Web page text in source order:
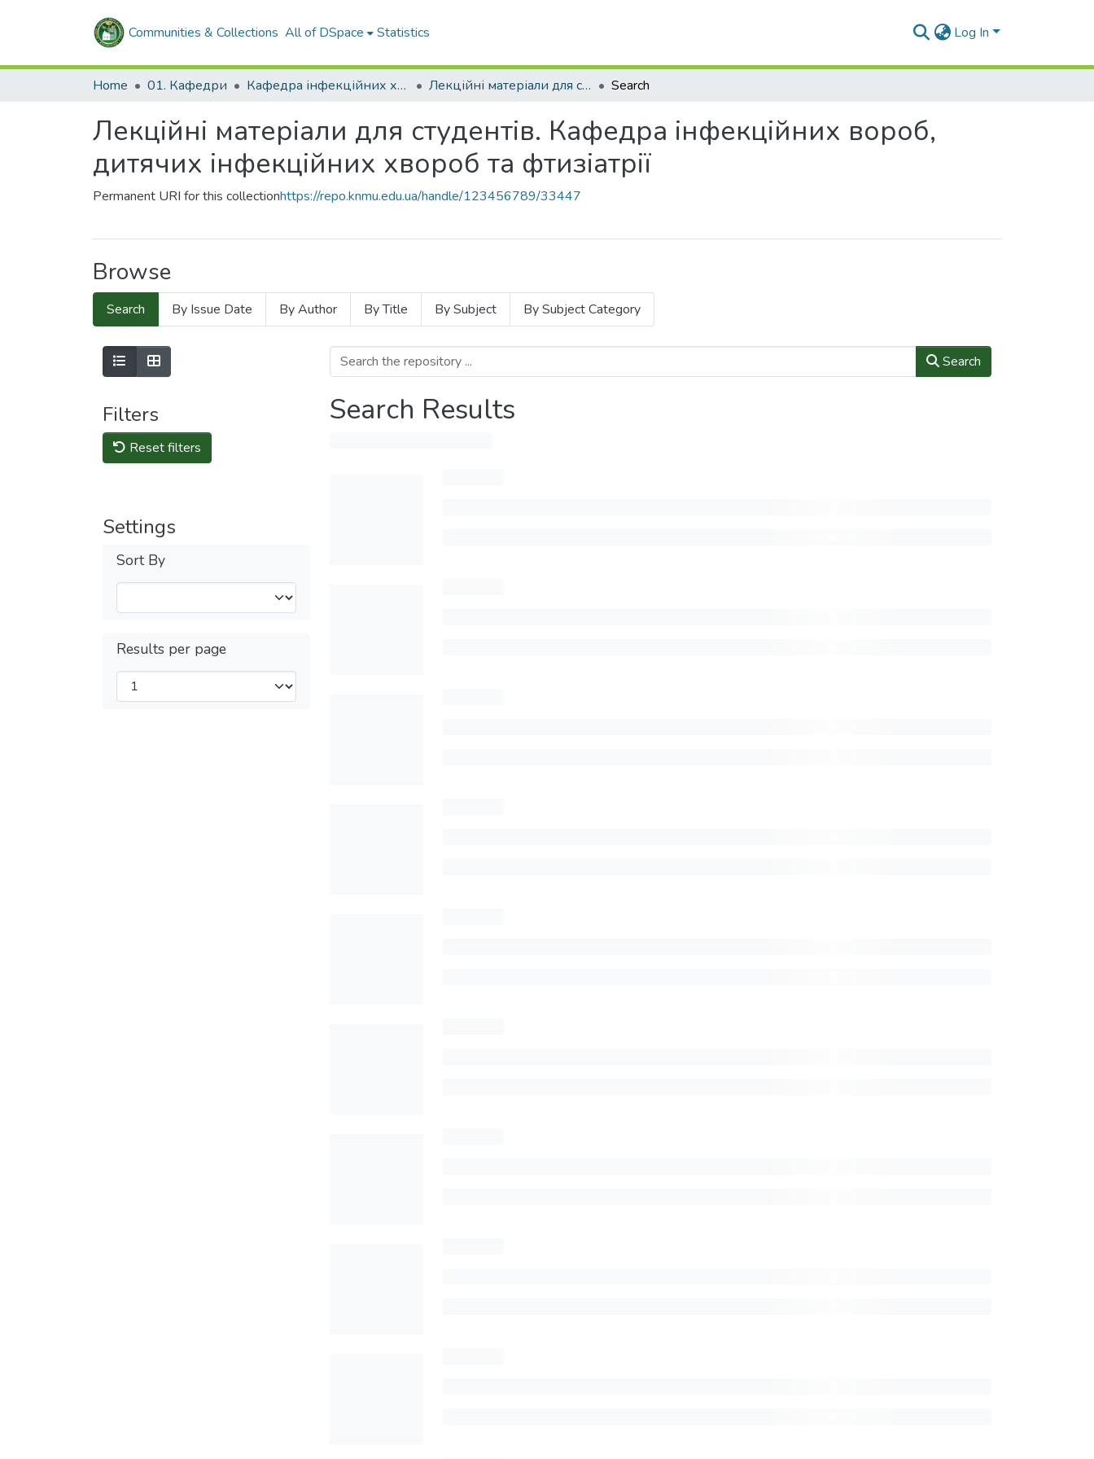
Communities & Collections All of DSpace Statistics Log In
Home 01. Кафедри Кафедра інфекційних хвороб, дитячих інфекційних хвороб та фтизіатрії Лекційні матеріали для студентів. Кафедра інфекційних вороб, дитячих інфекційних хвороб та фтизіатрії Search
Лекційні матеріали для студентів. Кафедра інфекційних вороб,
дитячих інфекційних хвороб та фтизіатрії
Permanent URI for this collectionhttps://repo.knmu.edu.ua/handle/123456789/33447
Browse
Search By Issue Date By Author By Title By Subject By Subject Category
Filters
Reset filters
Settings
Sort By
Results per page
Search
Search Results